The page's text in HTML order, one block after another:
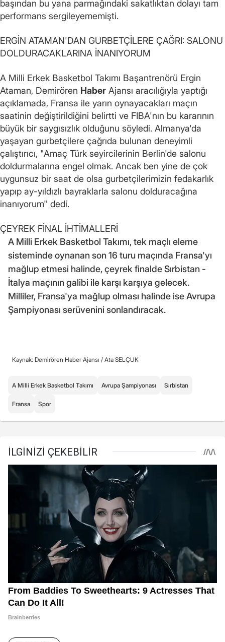
başından bu yana parmağındaki sakatlıktan dolayı tam
performans sergileyememişti.
ERGİN ATAMAN'DAN GURBETÇİLERE ÇAĞRI: SALONU
DOLDURACAKLARINA İNANIYORUM
A Milli Erkek Basketbol Takımı Başantrenörü Ergin
Ataman, Demirören Haber Ajansı aracılığıyla yaptığı
açıklamada, Fransa ile yarın oynayacakları maçın
saatinin değiştirildiğini belirtti ve FIBA'nın bu kararının
büyük bir saygısızlık olduğunu söyledi. Almanya'da
yaşayan gurbetçilere çağrıda bulunan deneyimli
çalıştırıcı, "Amaç Türk seyircilerinin Berlin'de salonu
doldurmalarına engel olmak. Ancak ben yine de çok
uygunsuz bir saat de olsa gurbetçilerimizin fedakarlık
yapıp ay-yıldızlı bayraklarla salonu dolduracağına
inanıyorum" dedi.
ÇEYREK FİNAL İHTİMALLERİ
A Milli Erkek Basketbol Takımı, tek maçlı eleme
sisteminde oynanan son 16 turu maçında Fransa'yı
mağlup etmesi halinde, çeyrek finalde Sırbistan -
İtalya maçının galibi ile karşı karşıya gelecek.
Milliler, Fransa'ya mağlup olması halinde ise Avrupa
Şampiyonası serüvenini sonlandıracak.
Kaynak: Demirören Haber Ajansı / Ata SELÇUK
A Milli Erkek Basketbol Takımı Avrupa Şampiyonası Sırbistan
Fransa Spor